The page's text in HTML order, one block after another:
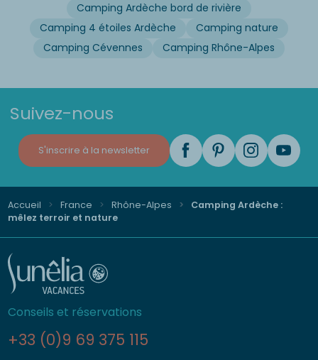
Camping Ardèche bord de rivière
Camping 4 étoiles Ardèche
Camping nature
Camping Cévennes
Camping Rhône-Alpes
Suivez-nous
S'inscrire à la newsletter
Accueil France Rhône-Alpes
Camping Ardèche :
mêlez terroir et nature
Conseils et réservations
+33 (0)9 69 375 115